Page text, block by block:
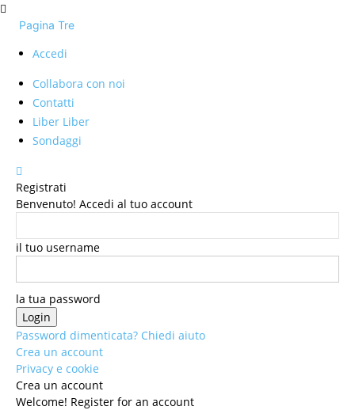
Pagina Tre
Accedi
Collabora con noi
Contatti
Liber Liber
Sondaggi
Registrati
Benvenuto! Accedi al tuo account
il tuo username
la tua password
Password dimenticata? Chiedi aiuto
Crea un account
Privacy e cookie
Crea un account
Welcome! Register for an account